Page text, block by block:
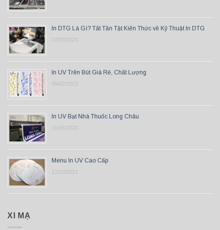
In DTG Là Gì? Tất Tần Tật Kiến Thức về Kỹ Thuật In DTG
03/03/2023
In UV Trên Bút Giá Rẻ, Chất Lượng
09/02/2023
In UV Bạt Nhà Thuốc Long Châu
16/05/2023
Menu In UV Cao Cấp
12/10/2021
XI MẠ